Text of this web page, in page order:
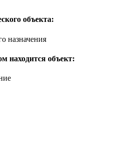
объекта:
назначения
находится объект: